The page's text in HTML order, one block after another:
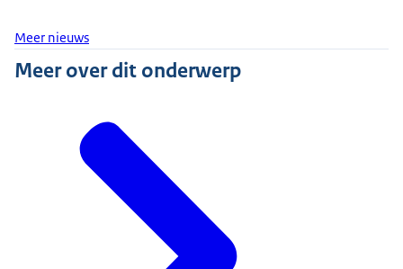
Meer nieuws
Meer over dit onderwerp